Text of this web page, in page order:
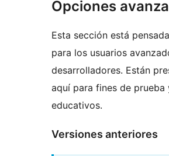
Opciones
Esta sección está
para los usuarios
desarrolladores. Están
aquí para fines de prueba
educativos.
Versiones anteriores